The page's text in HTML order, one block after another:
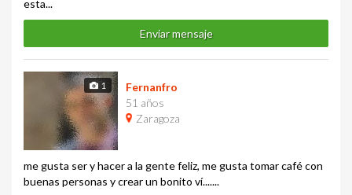
esta...
Enviar mensaje
1
Fernanfro
51 años
Zaragoza
me gusta ser y hacer a la gente feliz, me gusta tomar café con
buenas personas y crear un bonito ví.......